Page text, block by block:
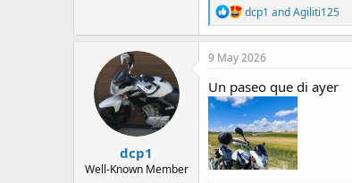
R
e
a
c
i
o
n
s
:
dcp1 andAgiliti125
dcp1
Well-Known Member
9 May 2026
Un paseo que di ayer